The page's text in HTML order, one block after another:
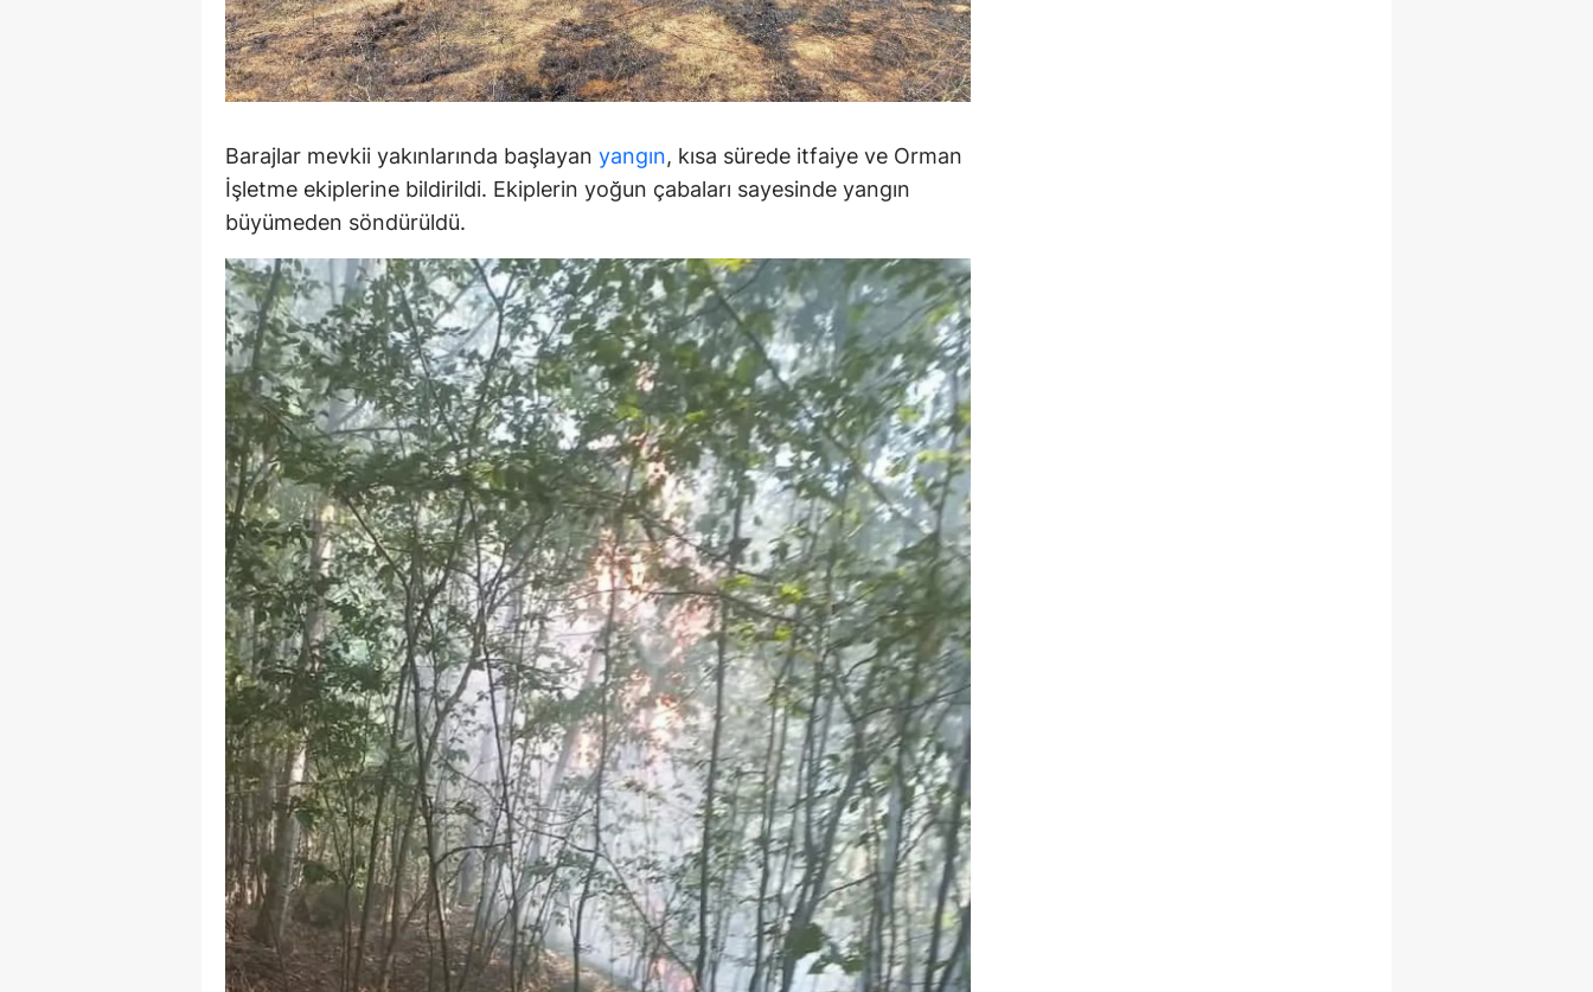
Mersin
İstanbul
Kars
Kayseri
Kırklareli
Kırşehir
Kocaeli
Konya
Kütahya
Malatya
Manisa
Kahramanmaraş
Mardin
Muğla
Muş
Nevşehir
Niğde
Ordu
Barajlar mevkii yakınlarında başlayan yangın, kısa sürede itfaiye ve Orman
İşletme ekiplerine bildirildi. Ekiplerin yoğun çabaları sayesinde yangın
büyümeden söndürüldü.